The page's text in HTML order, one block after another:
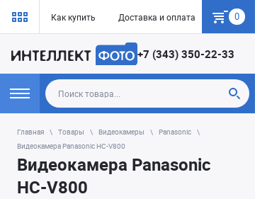
Как купить Доставка и оплата Гарантия
0
+7 (343) 350-22-33
Главная Товары Видеокамеры
Panasonic
Видеокамера Panasonic HC-V800
Видеокамера Panasonic
HC-V800